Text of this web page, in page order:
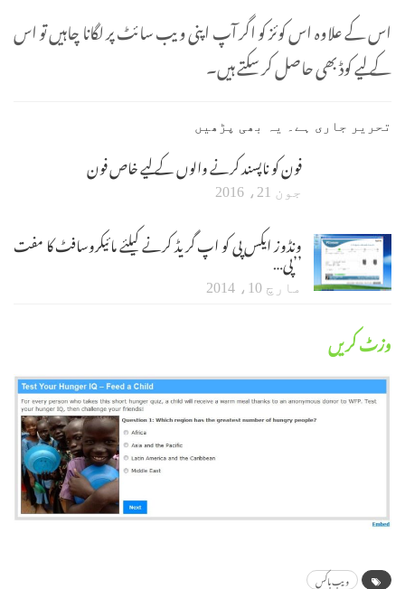
اس کے علاوہ اس کوئز کو اگر آپ اپنی ویب سائٹ پر لگانا چاہیں تو اس
کے لیے کوڈ بھی حاصل کر سکتے ہیں۔
تحریر جاری ہے۔ یہ بھی پڑھیں
فون کو ناپسند کرنے والوں کے لیے خاص فون
جون 21، 2016
ونڈوز ایکس پی کو اپ گریڈ کرنے کیلئے مائیکروسافٹ کا مفت
’’پی…
مارچ 10، 2014
وزٹ کریں
ویب باکس